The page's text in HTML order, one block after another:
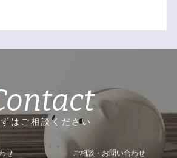
はご相談ください
せ ご相談・お問い合わせ